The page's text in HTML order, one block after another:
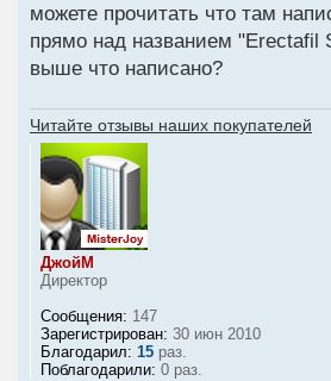
можете прочитать что там
прямо над названием "Erectafil
выше что написано?
Читайте отзывы наших покупателей
ДжойМ
Директор
Сообщения: 147
Зарегистрирован: 30 июн 2010
Благодарил: 15 раз.
Поблагодарили: 0 раз.